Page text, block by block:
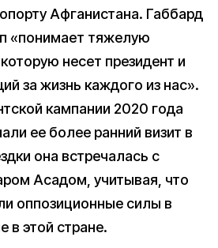
Афганистана. Габбард
«понимает тяжелую
несет президент и
за жизнь каждого из нас».
кампании 2020 года
ее более ранний визит в
она встречалась с
Асадом, учитывая, что
оппозиционные силы в
в этой стране.